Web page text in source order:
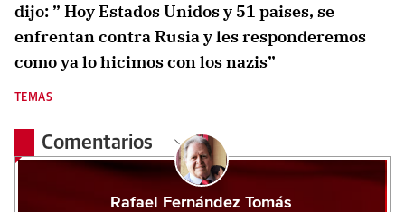
dijo: ” Hoy Estados Unidos y 51 paises, se
enfrentan contra Rusia y les responderemos
como ya lo hicimos con los nazis”
TEMAS
Comentarios
Rafael Fernández Tomás